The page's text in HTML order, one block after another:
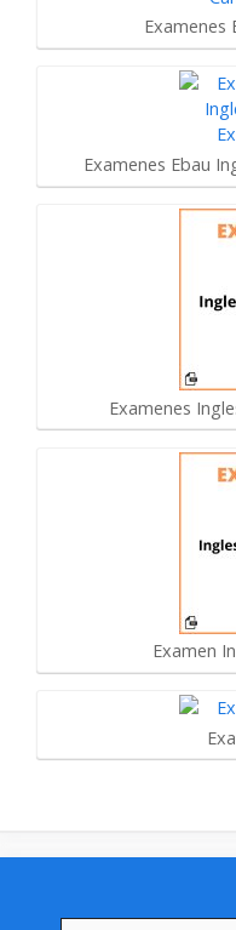
Examenes
Examenes Ebau
Examenes
Examen